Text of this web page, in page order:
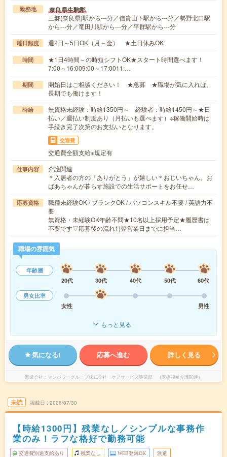
勤務地 奈良県生駒郡
三郷(奈良県)駅から---分／信貴山下駅から---分／勢野北口駅
から---分／竜田川駅から---分／平群駅から---分
曜日頻度 週2日～5日OK（月～金） ★土日休みOK
時間
★1日4時間～の時短シフトOK★スタート時間選べます！
7:00～16:009:00～17:0011:…
期間
開始日はご相談ください！ ★急募 ★職場が気に入れば、
長期でも働けます！
時給
無資格未経験：時給1350円～ 経験者：時給1450円～★日
払い／週払い制度あり（月払いも選べます）※稼働開始時は
手続き完了次第のお支払いとなります。
交通費
交通費全額支給※規定有
仕事内容
介護関連
＊入居者の方の「ありがとう」が嬉しい＊おじいちゃん、お
ばあちゃんが暮らす施設での生活サポートをお任せ…
応募資格
職種未経験OK / ブランクOK / パソコンスキル不要 / 英語力不
要
無資格・未経験OK年齢不問★10名以上採用予定★履歴書は
不要です▽応募後の流れ1)翌営業日までに担当…
職場の雰囲気
年齢層
20代
30代 40代 50代
60代
男女比率
女性
男性
もっと見る
気になる! 応募へ進む 詳しく見る
派遣会社 マンパワーグループ株式会社 ケアサービス事業部 （医療福祉介護関連）
未読 掲載日 2026/07/30
【時給1300円】残業なし／シンプルな事務作
業のみ！ラフな格好で勤務可能
交通費別途支給あり 残業なし WEB登録OK 派遣